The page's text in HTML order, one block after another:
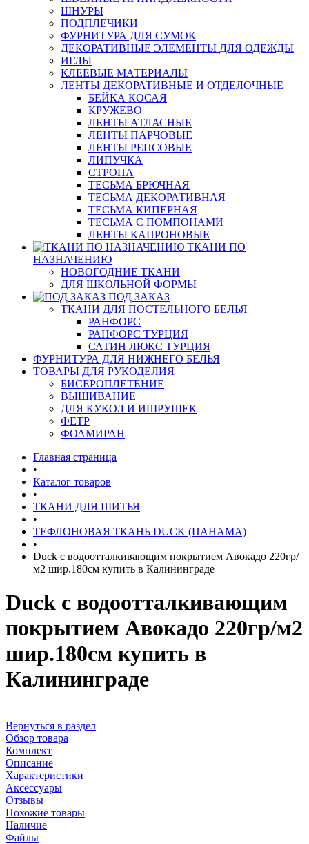
ШНУРЫ
ПОДПЛЕЧИКИ
ФУРНИТУРА ДЛЯ СУМОК
ДЕКОРАТИВНЫЕ ЭЛЕМЕНТЫ ДЛЯ ОДЕЖДЫ
ИГЛЫ
КЛЕЕВЫЕ МАТЕРИАЛЫ
ЛЕНТЫ ДЕКОРАТИВНЫЕ И ОТДЕЛОЧНЫЕ
БЕЙКА КОСАЯ
КРУЖЕВО
ЛЕНТЫ АТЛАСНЫЕ
ЛЕНТЫ ПАРЧОВЫЕ
ЛЕНТЫ РЕПСОВЫЕ
ЛИПУЧКА
СТРОПА
ТЕСЬМА БРЮЧНАЯ
ТЕСЬМА ДЕКОРАТИВНАЯ
ТЕСЬМА КИПЕРНАЯ
ТЕСЬМА С ПОМПОНАМИ
ЛЕНТЫ КАПРОНОВЫЕ
ТКАНИ ПО
НАЗНАЧЕНИЮ
НОВОГОДНИЕ ТКАНИ
ДЛЯ ШКОЛЬНОЙ ФОРМЫ
ПОД ЗАКАЗ
ТКАНИ ДЛЯ ПОСТЕЛЬНОГО БЕЛЬЯ
РАНФОРС
РАНФОРС ТУРЦИЯ
САТИН ЛЮКС ТУРЦИЯ
ФУРНИТУРА ДЛЯ НИЖНЕГО БЕЛЬЯ
ТОВАРЫ ДЛЯ РУКОДЕЛИЯ
БИСЕРОПЛЕТЕНИЕ
ВЫШИВАНИЕ
ДЛЯ КУКОЛ И ИШРУШЕК
ФЕТР
ФОАМИРАН
Главная страница
•
Каталог товаров
•
ТКАНИ ДЛЯ ШИТЬЯ
•
ТЕФЛОНОВАЯ ТКАНЬ DUCK (ПАНАМА)
•
Duck с водоотталкивающим покрытием Авокадо 220гр/
м2 шир.180см купить в Калининграде
Duck с водоотталкивающим
покрытием Авокадо 220гр/м2
шир.180см купить в
Калининграде
Вернуться в раздел
Обзор товара
Комплект
Описание
Характеристики
Аксессуары
Отзывы
Похожие товары
Наличие
Файлы